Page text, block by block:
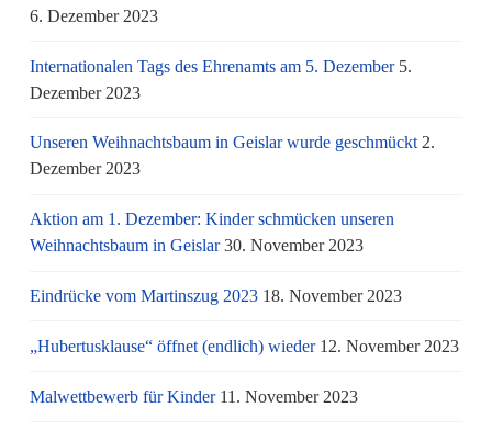
6. Dezember 2023
Internationalen Tags des Ehrenamts am 5. Dezember 5.
Dezember 2023
Unseren Weihnachtsbaum in Geislar wurde geschmückt 2.
Dezember 2023
Aktion am 1. Dezember: Kinder schmücken unseren
Weihnachtsbaum in Geislar 30. November 2023
Eindrücke vom Martinszug 2023 18. November 2023
„Hubertusklause“ öffnet (endlich) wieder 12. November 2023
Malwettbewerb für Kinder 11. November 2023